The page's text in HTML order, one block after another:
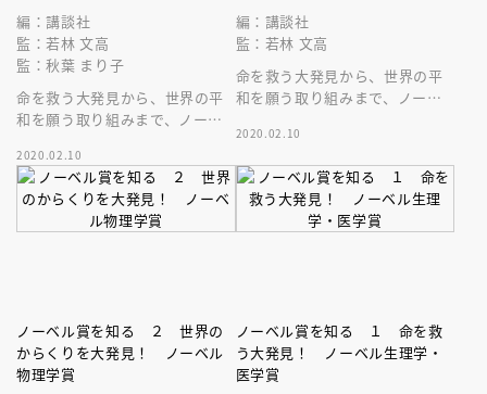
編：講談社
監：若林 文高
監：秋葉 まり子
命を救う大発見から、世界の平
和を願う取り組みまで、ノーベ
2020.02.10
編：講談社
監：若林 文高
命を救う大発見から、世界の平
和を願う取り組みまで、ノーベ
2020.02.10
ノーベル賞を知る ２ 世界の
からくりを大発見！ ノーベル
物理学賞
ノーベル賞を知る １ 命を救
う大発見！ ノーベル生理学・
医学賞